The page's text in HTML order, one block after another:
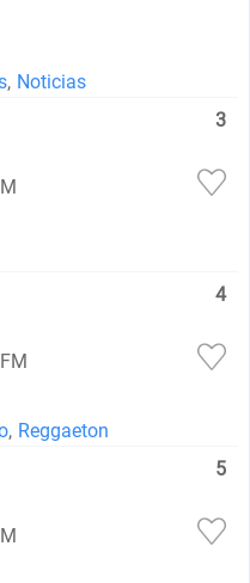
, Noticias
3
4
, Reggaeton
5